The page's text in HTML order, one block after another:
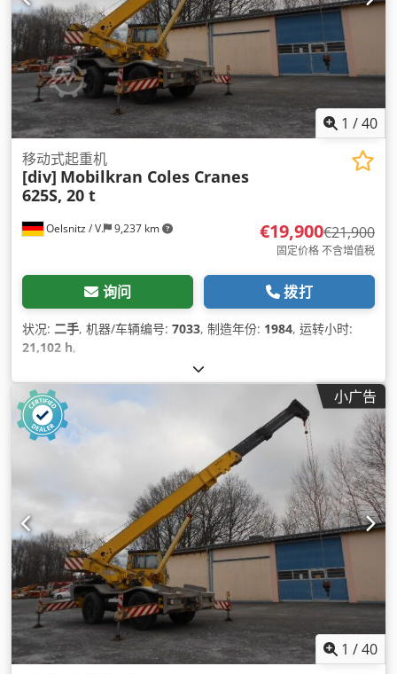
1 /40
Oelsnitz / V. 9,237 km
移动式起重机
[div] Mobilkran Coles Cranes
625S, 20 t
€19,900€21,900
固定价格 不含增值税
询问 拨打
状况: 二手, 机器/车辆编号: 7033, 制造年份: 1984, 运转小时:
21,102 h,
小广告
1 /40